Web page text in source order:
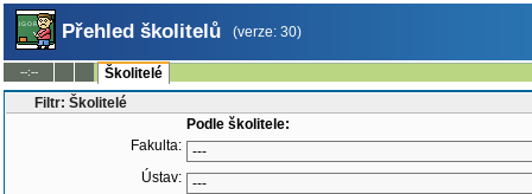
Přehled školitelů (verze: 30)
--:--
Školitelé
Filtr: Školitelé
Podle školitele:
Fakulta:
Ústav: